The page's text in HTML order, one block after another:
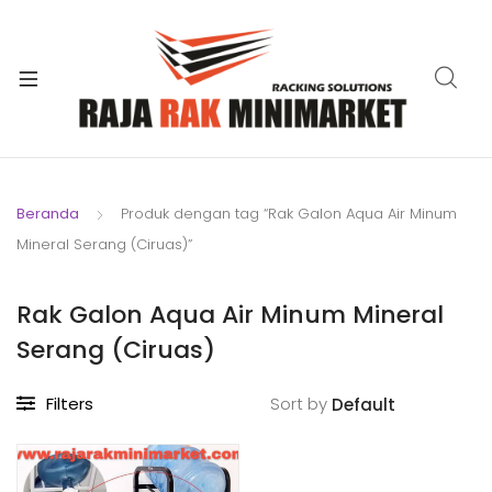
Beranda
Produk dengan tag “Rak Galon Aqua Air Minum
Mineral Serang (Ciruas)”
Rak Galon Aqua Air Minum Mineral
Serang (Ciruas)
Filters Sort by